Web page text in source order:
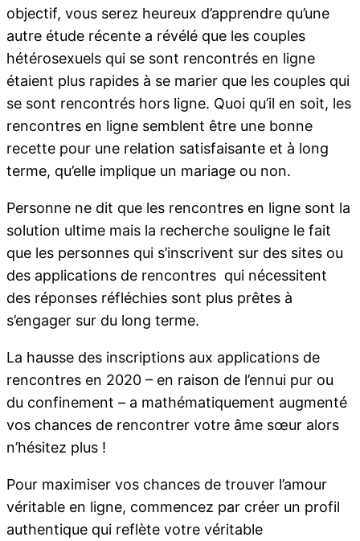
objectif, vous serez heureux d’apprendre qu’une
autre étude récente a révélé que les couples
hétérosexuels qui se sont rencontrés en ligne
étaient plus rapides à se marier que les couples qui
se sont rencontrés hors ligne. Quoi qu’il en soit, les
rencontres en ligne semblent être une bonne
recette pour une relation satisfaisante et à long
terme, qu’elle implique un mariage ou non.
Personne ne dit que les rencontres en ligne sont la
solution ultime mais la recherche souligne le fait
que les personnes qui s’inscrivent sur des sites ou
des applications de rencontres qui nécessitent
des réponses réfléchies sont plus prêtes à
s’engager sur du long terme.
La hausse des inscriptions aux applications de
rencontres en 2020 – en raison de l’ennui pur ou
du confinement – a mathématiquement augmenté
vos chances de rencontrer votre âme sœur alors
n’hésitez plus !
Pour maximiser vos chances de trouver l’amour
véritable en ligne, commencez par créer un profil
authentique qui reflète votre véritable